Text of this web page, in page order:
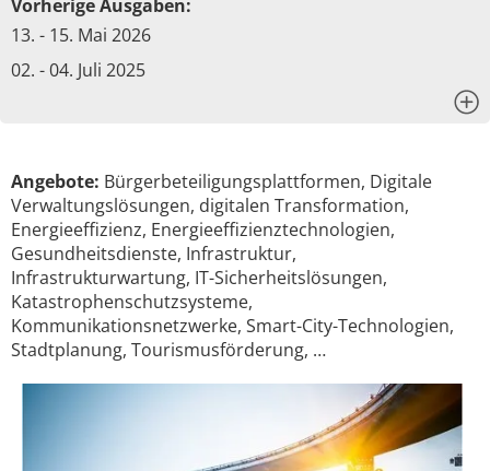
Vorherige Ausgaben:
13. - 15. Mai 2026
02. - 04. Juli 2025
Angebote: Bürgerbeteiligungsplattformen, Digitale
Verwaltungslösungen, digitalen Transformation,
Energieeffizienz, Energieeffizienztechnologien,
Gesundheitsdienste, Infrastruktur,
Infrastrukturwartung, IT-Sicherheitslösungen,
Katastrophenschutzsysteme,
Kommunikationsnetzwerke, Smart-City-Technologien,
Stadtplanung, Tourismusförderung, …